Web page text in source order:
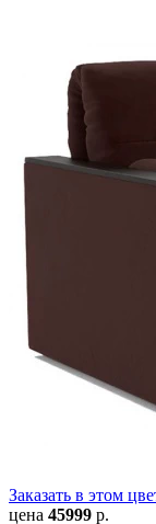
Заказать в этом
цена 45999 р.